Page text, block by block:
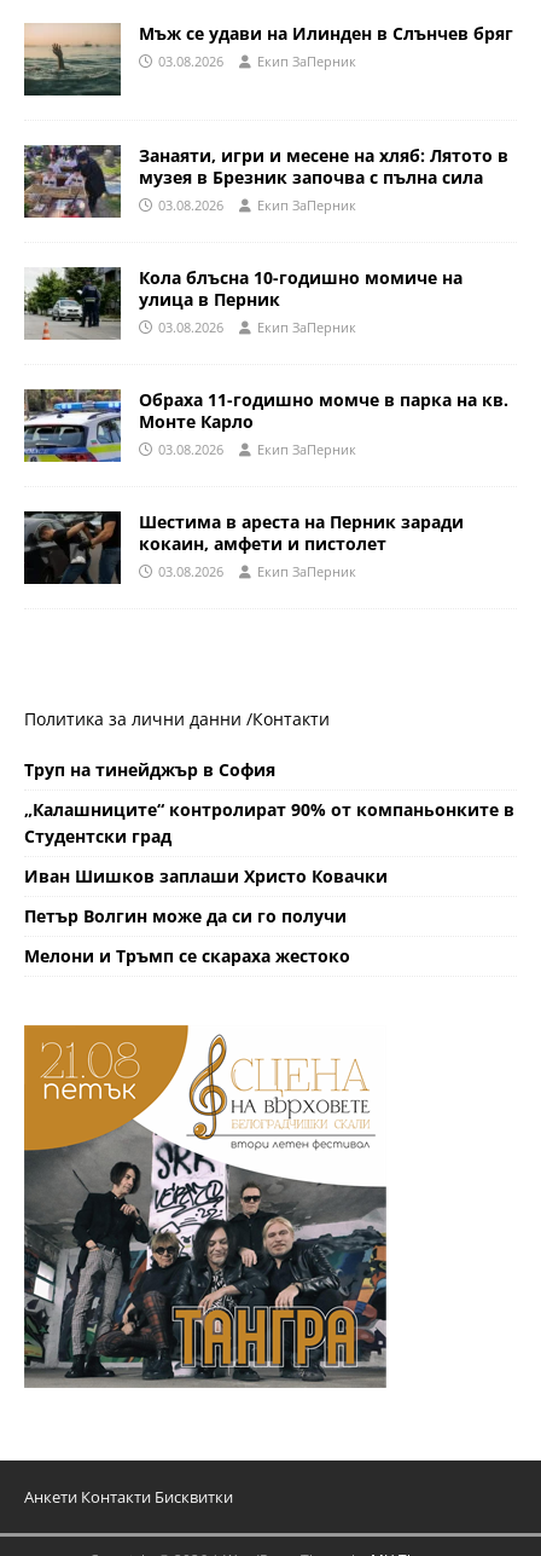
Мъж се удави на Илинден в Слънчев бряг
03.08.2026 Eкип ЗаПерник
Занаяти, игри и месене на хляб: Лятото в
музея в Брезник започва с пълна сила
03.08.2026 Eкип ЗаПерник
Кола блъсна 10-годишно момиче на
улица в Перник
03.08.2026 Eкип ЗаПерник
Обраха 11-годишно момче в парка на кв.
Монте Карло
03.08.2026 Eкип ЗаПерник
Шестима в ареста на Перник заради
кокаин, амфети и пистолет
03.08.2026 Eкип ЗаПерник
Политика за лични данни /Контакти
Труп на тинейджър в София
„Калашниците“ контролират 90% от компаньонките в
Студентски град
Иван Шишков заплаши Христо Ковачки
Петър Волгин може да си го получи
Мелони и Тръмп се скараха жестоко
Анкети Контакти Бисквитки